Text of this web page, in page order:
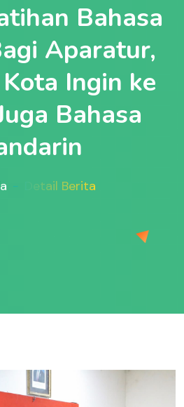
Bahasa
Aparatur,
Ingin ke
Bahasa
Detail Berita